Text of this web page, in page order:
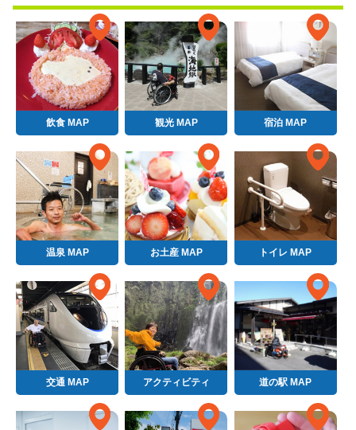
飲食 MAP 観光 MAP 宿泊 MAP
温泉 MAP お土産 MAP トイレ MAP
交通 MAP アクティビティ 道の駅 MAP